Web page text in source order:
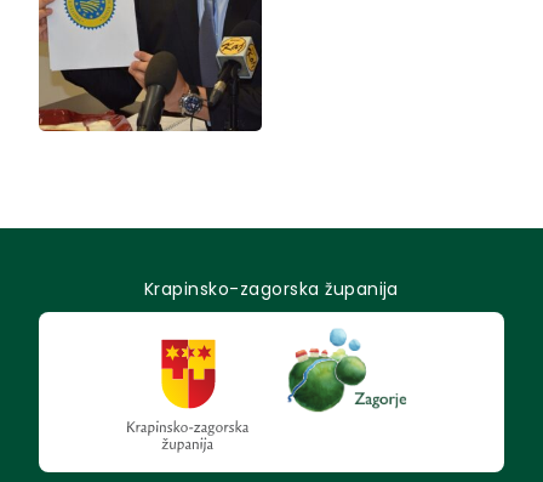
Krapinsko-zagorska županija